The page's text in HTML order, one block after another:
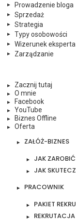
Prowadzenie bloga
Sprzedaż
Strategia
Typy osobowości
Wizerunek eksperta
Zarządzanie
Zacznij tutaj
O mnie
Facebook
YouTube
Biznes Offline
Oferta
ZAŁÓŻ-BIZNES
JAK
JAK
PRACOWNIK
PAKIET
REKRUTACJA